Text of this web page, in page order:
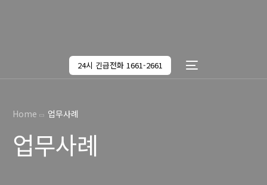
24시 긴급전화 1661-2661
Home 업무사례
업무사례